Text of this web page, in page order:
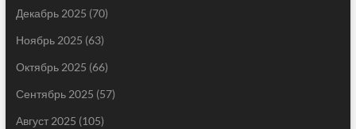
Декабрь 2025 (70)
Ноябрь 2025 (63)
Октябрь 2025 (66)
Сентябрь 2025 (57)
Август 2025 (105)